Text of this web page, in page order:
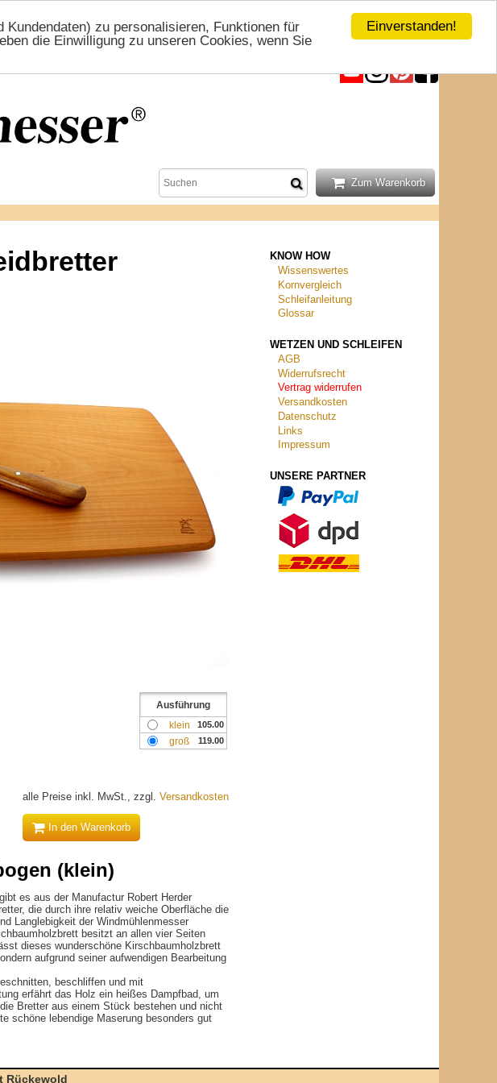
Einverstanden!
zu personalisieren, Funktionen für
die Einwilligung zu unseren Cookies, wenn Sie
Ausführung
klein
105.00
groß 119.00
alle Preise inkl. MwSt., zzgl.Versandkosten
In den Warenkorb
(klein)
es aus der Manufactur Robert Herder
die durch ihre relativ weiche Oberfläche die
Langlebigkeit der Windmühlenmesser
besitzt an allen vier Seiten
dieses wunderschöne Kirschbaumholzbrett
aufgrund seiner aufwendigen Bearbeitung
beschliffen und mit
erfährt das Holz ein heißes Dampfbad, um
Bretter aus einem Stück bestehen und nicht
schöne lebendige Maserung besonders gut
KNOW HOW
Wissenswertes
Kornvergleich
Schleifanleitung
Glossar
WETZEN UND SCHLEIFEN
AGB
Widerrufsrecht
Vertrag widerrufen
Versandkosten
Datenschutz
Links
Impressum
UNSERE PARTNER
Rückewold